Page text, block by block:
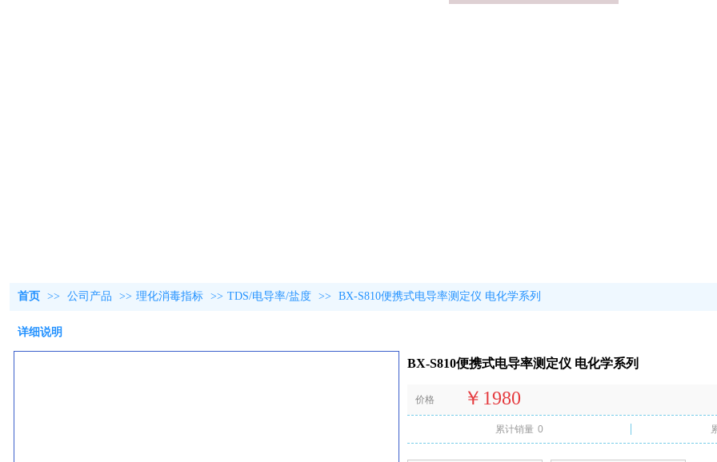
首页 >> 公司产品 >> 理化消毒指标 >> TDS/电导率/盐度 >> BX-S810便携式电导率测定仪 电化学系列
详细说明
BX-S810便携式电导率测定仪 电化学系列
价格 ￥1980
累计销量 0